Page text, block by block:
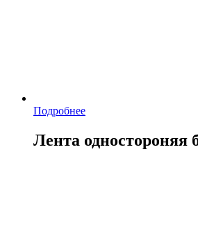
Подробнее
Лента одностороняя